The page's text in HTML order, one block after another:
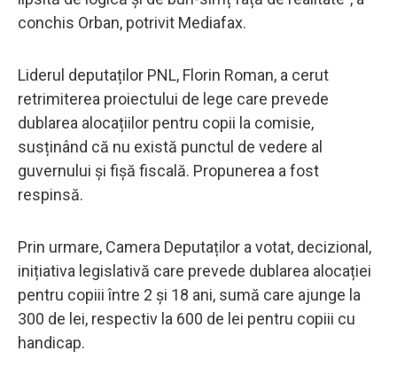
conchis Orban, potrivit Mediafax.
Liderul deputaților PNL, Florin Roman, a cerut
retrimiterea proiectului de lege care prevede
dublarea alocațiilor pentru copii la comisie,
susținând că nu există punctul de vedere al
guvernului și fișă fiscală. Propunerea a fost
respinsă.
Prin urmare, Camera Deputaților a votat, decizional,
inițiativa legislativă care prevede dublarea alocației
pentru copiii între 2 și 18 ani, sumă care ajunge la
300 de lei, respectiv la 600 de lei pentru copiii cu
handicap.